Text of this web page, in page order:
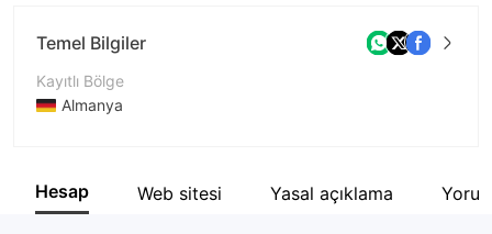
Temel Bilgiler
Kayıtlı Bölge
Almanya
Şirket Adı
Hesap Web sitesi Yasal açıklama